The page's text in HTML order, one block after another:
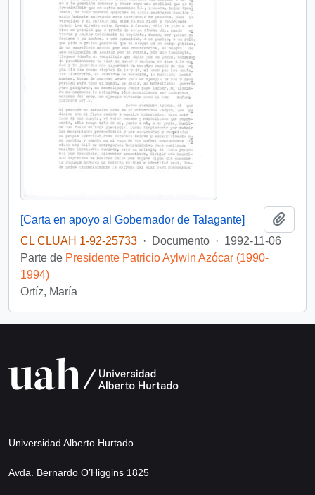
[Carta en apoyo al Gobernador de Talagante]
CL CLUAH 1-92-25733 · Documento · 1992-11-06
Parte de Presidente Patricio Aylwin Azócar (1990-
1994)
Ortíz, María
Universidad Alberto Hurtado
Avda. Bernardo O’Higgins 1825